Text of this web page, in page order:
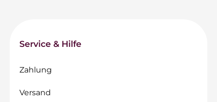
Service & Hilfe
Zahlung
Versand